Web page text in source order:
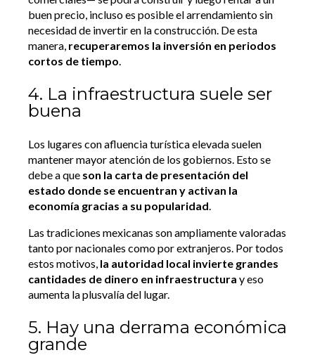
buen precio, incluso es posible el arrendamiento sin
necesidad de invertir en la construcción. De esta
manera, recuperaremos la inversión en periodos
cortos de tiempo
4. La infraestructura suele ser
buena
Los lugares con afluencia turística elevada suelen
mantener mayor atención de los gobiernos. Esto se
debe a que son la carta de presentación del
estado donde se encuentran y activan la
economía gracias a su popularidad
Las tradiciones mexicanas son ampliamente valoradas
tanto por nacionales como por extranjeros. Por todos
estos motivos, la autoridad local invierte grandes
cantidades de dinero en infraestructura y eso
aumenta la plusvalía del lugar.
5. Hay una derrama económica
grande